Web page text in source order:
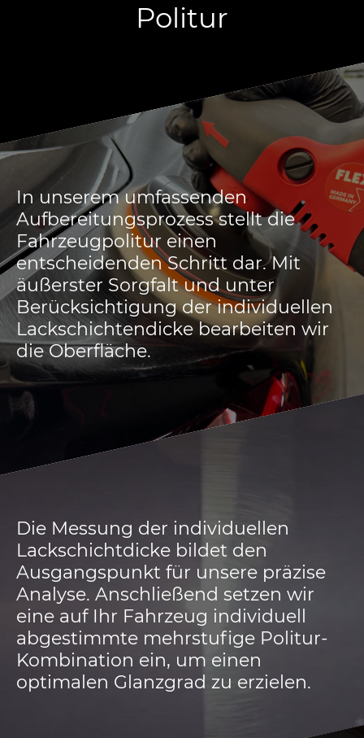
Politur
In unserem umfassenden
Aufbereitungsprozess stellt die
Fahrzeugpolitur einen
entscheidenden Schritt dar. Mit
äußerster Sorgfalt und unter
Berücksichtigung der individuellen
Lackschichtendicke bearbeiten wir
die Oberfläche.
Die Messung der individuellen
Lackschichtdicke bildet den
Ausgangspunkt für unsere präzise
Analyse. Anschließend setzen wir
eine auf Ihr Fahrzeug individuell
abgestimmte mehrstufige Politur-
Kombination ein, um einen
optimalen Glanzgrad zu erzielen.